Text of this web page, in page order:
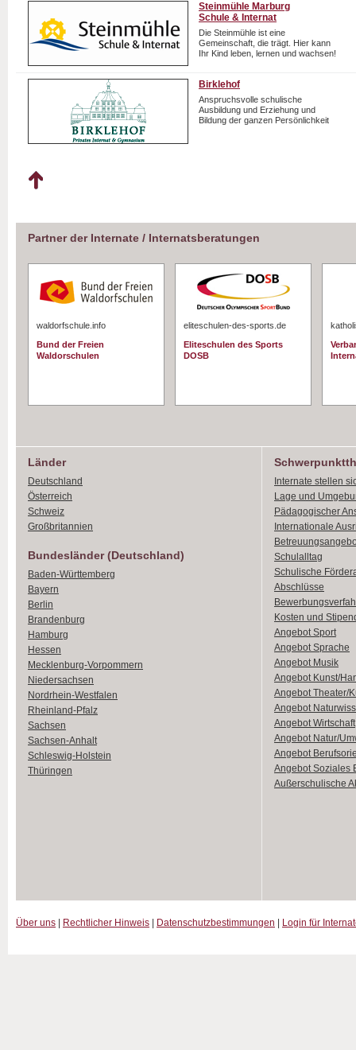
Steinmühle Marburg
Schule & Internat
Die Steinmühle ist eine
Gemeinschaft, die trägt. Hier kann
Ihr Kind leben, lernen und wachsen!
Birklehof
Anspruchsvolle schulische
Ausbildung und Erziehung und
Bildung der ganzen Persönlichkeit
Partner der Internate / Internatsberatungen
waldorfschule.info
Bund der Freien
Waldorschulen
eliteschulen-des-sports.de
Eliteschulen des Sports
DOSB
Länder
Deutschland
Österreich
Schweiz
Großbritannien
Bundesländer (Deutschland)
Baden-Württemberg
Bayern
Berlin
Brandenburg
Hamburg
Hessen
Mecklenburg-Vorpommern
Niedersachsen
Nordrhein-Westfalen
Rheinland-Pfalz
Sachsen
Sachsen-Anhalt
Schleswig-Holstein
Thüringen
Internate stellen
Lage und
Pädagogischer
Internationale
Schulalltag
Schulische
Abschlüsse
Kosten und
Angebot Sport
Angebot Sprache
Angebot Musik
Angebot Kunst/
Angebot Theater/
Angebot
Angebot Wirtschaft
Angebot Natur/
Angebot
Angebot Soziales
Außerschulische
Über uns Rechtlicher Hinweis Datenschutzbestimmungen Login für